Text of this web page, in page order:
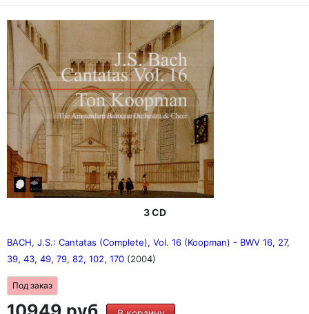
3 CD
BACH, J.S.: Cantatas (Complete), Vol. 16 (Koopman) - BWV 16, 27,
39, 43, 49, 79, 82, 102, 170 (2004)
Под заказ